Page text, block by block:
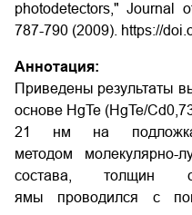
photodetectors," Journal
787-790 (2009). https://
Аннотация:
Приведены результаты
основе HgTe (HgTe/
21 нм на
методом молекулярно-
состава, толщин
ямы проводился с